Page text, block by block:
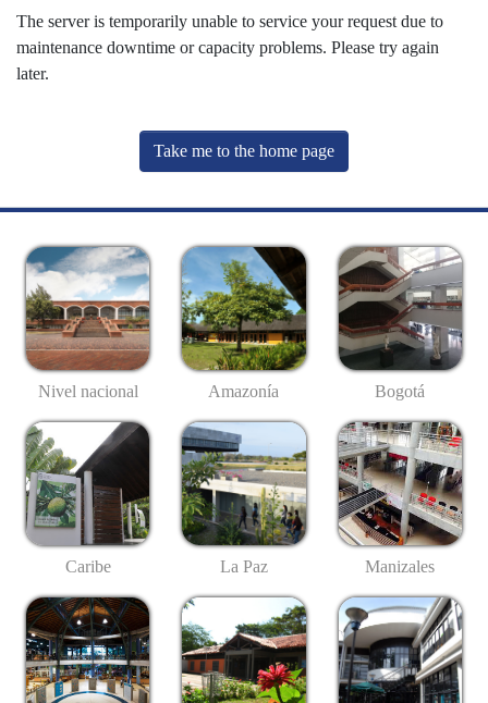
The server is temporarily unable to service your request due to
maintenance downtime or capacity problems. Please try again
later.
Take me to the home page
Nivel nacional Amazonía Bogotá
Caribe La Paz Manizales